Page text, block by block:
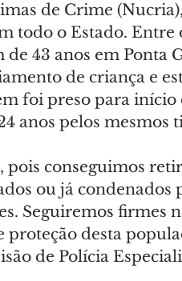
de Crime
todo o Estado. Entre
43 anos em Ponta
de criança e
foi preso para início
anos pelos mesmos
conseguimos
ou já condenados
Seguiremos firmes
desta
de Polícia